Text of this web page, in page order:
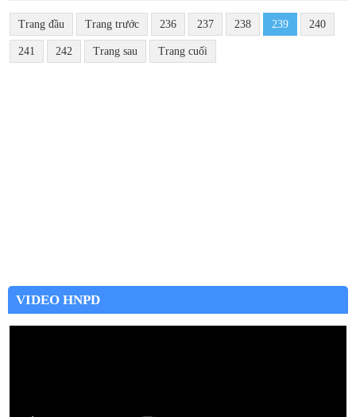
Trang đầu Trang trước 236 237 238 239 240
241 242 Trang sau Trang cuối
VIDEO HNPD